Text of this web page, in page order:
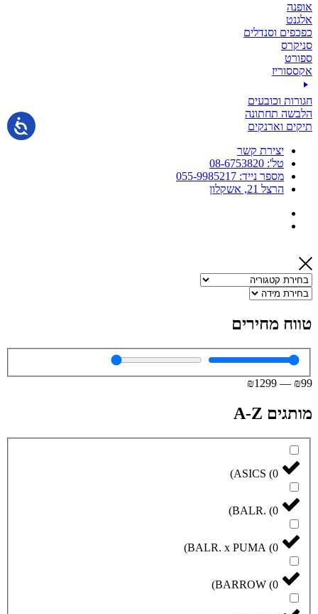
אופנה
אלגנט
כפכפים וסנדלים
סניקרס
ספורט
אקססוריז
חגורות וכובעים
הלבשה תחתונה
תיקים וארנקים
יצירת קשר
טל': 08-6753820
מספר נייד: 055-9985217
הרצל 21, אשקלון
טווח מחירים
₪99
—
₪1299
מותגים A-Z
ASICS (0
)
BALR. (0
)
BALR. x PUMA (0
)
BARROW (0
)